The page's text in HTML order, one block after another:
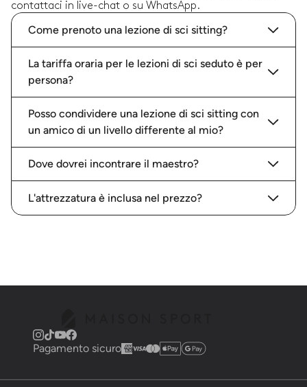
contattaci in live-chat o su WhatsApp.
Come prenoto una lezione di sci sitting?
La tariffa oraria per le lezioni di sci seduto è per
persona?
Posso condividere una lezione di sci sitting con
un amico di un livello differente al mio?
Dove dovrei incontrare il maestro?
L'attrezzatura è inclusa nel prezzo?
Pagamento sicuro